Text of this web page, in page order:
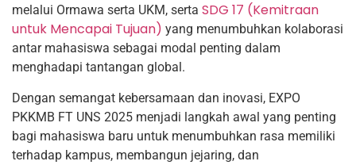
melalui Ormawa serta UKM, serta SDG 17 (Kemitraan
untuk Mencapai Tujuan) yang menumbuhkan kolaborasi
antar mahasiswa sebagai modal penting dalam
menghadapi tantangan global.
Dengan semangat kebersamaan dan inovasi, EXPO
PKKMB FT UNS 2025 menjadi langkah awal yang penting
bagi mahasiswa baru untuk menumbuhkan rasa memiliki
terhadap kampus, membangun jejaring, dan